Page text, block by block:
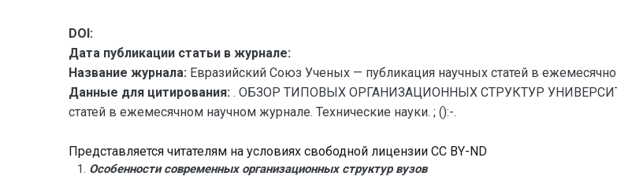
DOI:
Дата публикации статьи в журнале:
Название журнала: Евразийский Союз Ученых — публикация научных статей в
Данные для цитирования: . ОБЗОР ТИПОВЫХ ОРГАНИЗАЦИОННЫХ СТРУКТУР
статей в ежемесячном научном журнале. Технические науки. ; ():-.
Представляется читателям на условиях свободной лицензии CC BY-ND
Особенности современных организационных структур вузов